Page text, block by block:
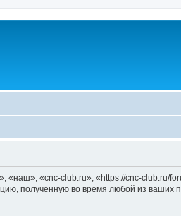
«cnc-club.ru», «https://cnc-club.ru/
полученную во время любой из ваших